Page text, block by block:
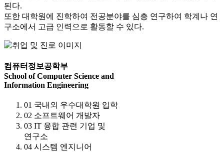
된다.
또한 대학원에 진학하여 전공분야를 심층 연구하여 학계나 연
구소에서 고급 인력으로 활동할 수 있다.
컴퓨터정보공학부
School of Computer Science and
Information Engineering
01 국내외 우수대학원 입학
02 소프트웨어 개발자
03 IT 융합 관련 기업 및
연구소
04 시스템 엔지니어